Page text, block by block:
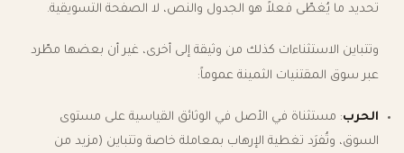
تحديد ما يُغطّى فعلاً هو الجدول والنص، لا الصفحة التسويقية.
وتتباين الاستثناءات كذلك من وثيقة إلى أخرى، غير أن بعضها مطّرد
عبر سوق المقتنيات الثمينة عموماً:
الحرب: مستثناة في الأصل في الوثائق القياسية على مستوى
السوق، وتُفرَد تغطية الإرهاب بمعاملة خاصة وتتباين (مزيد من